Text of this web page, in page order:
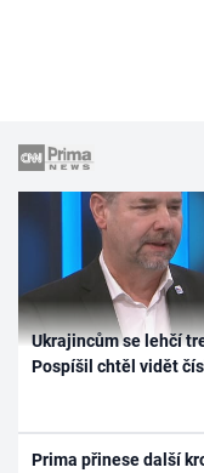
Ukrajincům se lehčí
Pospíšil chtěl vidět
Prima přinese další